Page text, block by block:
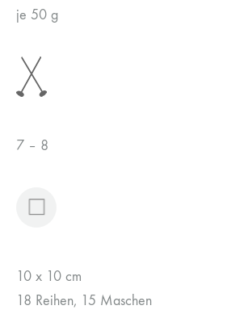
je 50 g
7 – 8
10 x 10 cm
18 Reihen, 15 Maschen